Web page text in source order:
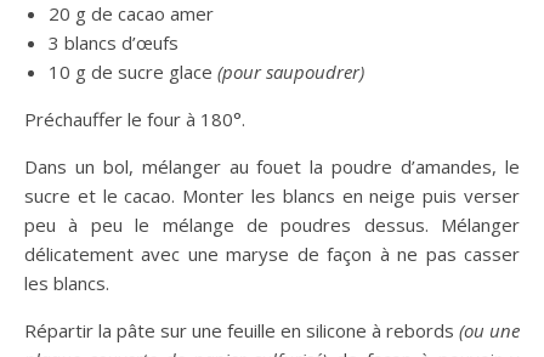
20 g de cacao amer
3 blancs d’œufs
10 g de sucre glace (pour saupoudrer)
Préchauffer le four à 180°.
Dans un bol, mélanger au fouet la poudre d’amandes, le
sucre et le cacao. Monter les blancs en neige puis verser
peu à peu le mélange de poudres dessus. Mélanger
délicatement avec une maryse de façon à ne pas casser
les blancs.
Répartir la pâte sur une feuille en silicone à rebords (ou une